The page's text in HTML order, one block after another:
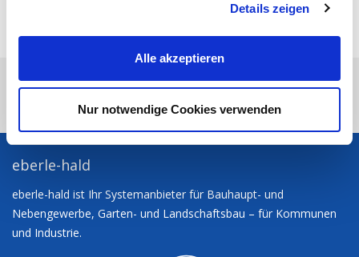
l
Details zeigen
Alle akzeptieren
Nur notwendige Cookies verwenden
NACH OBEN
eberle-hald Sie möchten?
Produktsortiment
Baumaschinen
Atlas 185W Mobilbagger
eberle-hald
eberle-hald ist Ihr Systemanbieter für Bauhaupt- und
Nebengewerbe, Garten- und Landschaftsbau – für Kommunen
und Industrie.